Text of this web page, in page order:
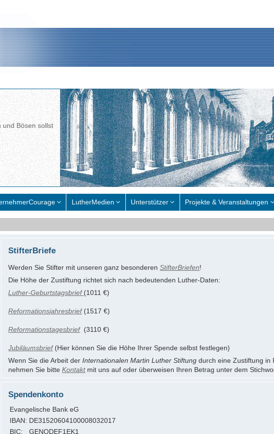
und Bösen sollst
LutherMedien Unterstützer Projekte & Veranstaltungen
StifterBriefe
Werden Sie Stifter mit unseren ganz besonderenStifterBriefen!
Die Höhe der Zustiftung richtet sich nach bedeutenden Luther-Daten:
Luther-Geburtstagsbrief (1011 €)
Reformationsjahresbrief(1517 €)
Reformationstagesbrief(3110 €)
Jubiläumsbrief(Hier können Sie die Höhe Ihrer Spende selbst festlegen)
Wenn Sie die Arbeit derInternationalen Martin Luther Stiftung durch eine Zustiftung in
nehmen Sie bitteKontaktmit uns auf oder überweisen Ihren Betrag unter dem
Spendenkonto
Evangelische Bank eG
IBAN: DE31520604100008032017
BIC:
GENODEF1EK1